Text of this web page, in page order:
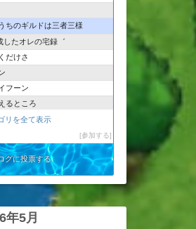
ちのギルドは三者三様
したオレの宅録゛
だけさ
フーン
るところ
リを全て表示
参加する
グに投票する
年5月